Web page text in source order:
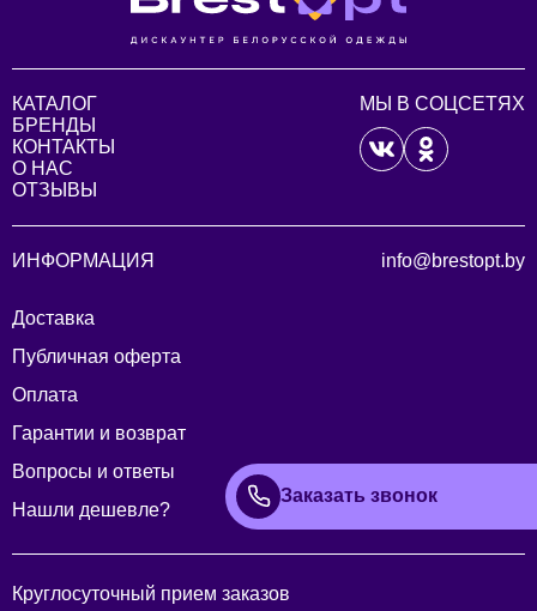
КАТАЛОГ
БРЕНДЫ
КОНТАКТЫ
О НАС
ОТЗЫВЫ
МЫ В СОЦСЕТЯХ
ИНФОРМАЦИЯ
Доставка
Публичная оферта
Оплата
Гарантии и возврат
Вопросы и ответы
Нашли дешевле?
info@brestopt.by
Заказать звонок
Круглосуточный прием заказов